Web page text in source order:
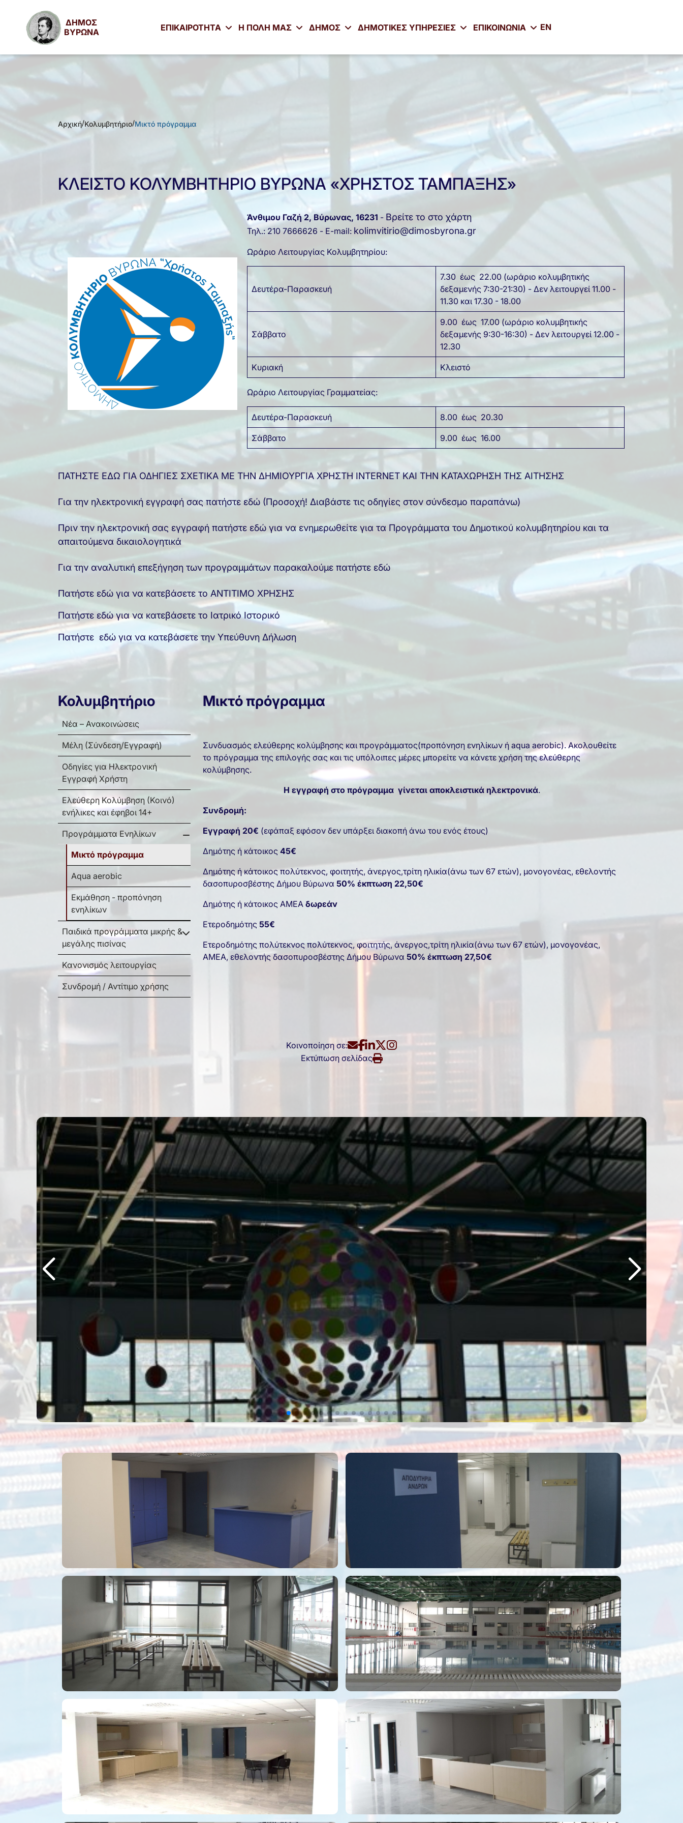
ΔΗΜΟΣ
ΒΥΡΩΝΑ
ΕΠΙΚΑΙΡΟΤΗΤΑ Η ΠΟΛΗ ΜΑΣ ΔΗΜΟΣ ΔΗΜΟΤΙΚΕΣ ΥΠΗΡΕΣΙΕΣ ΕΠΙΚΟΙΝΩΝΙΑ EN
Αρχική/Κολυμβητήριο/Μικτό πρόγραμμα
ΚΛΕΙΣΤΟ ΚΟΛΥΜΒΗΤΗΡΙΟ ΒΥΡΩΝΑ «ΧΡΗΣΤΟΣ ΤΑΜΠΑΞΗΣ»
Άνθιμου Γαζή 2, Βύρωνας, 16231 - Βρείτε το στο χάρτη
Τηλ.: 210 7666626 - E-mail: kolimvitirio@dimosbyrona.gr
Ωράριο Λειτουργίας Κολυμβητηρίου:
Δευτέρα-Παρασκευή
7.30 έως 22.00 (ωράριο κολυμβητικής
δεξαμενής 7:30-21:30) - Δεν λειτουργεί 11.00 -
11.30 και 17.30 - 18.00
Σάββατο
9.00 έως 17.00 (ωράριο κολυμβητικής
δεξαμενής 9:30-16:30) - Δεν λειτουργεί 12.00 -
12.30
Κυριακή Κλειστό
Ωράριο Λειτουργίας Γραμματείας:
Δευτέρα-Παρασκευή 8.00 έως 20.30
Σάββατο 9.00 έως 16.00
ΠΑΤΗΣΤΕ ΕΔΩ ΓΙΑ ΟΔΗΓΙΕΣ ΣΧΕΤΙΚΑ ΜΕ ΤΗΝ ΔΗΜΙΟΥΡΓΙΑ ΧΡΗΣΤΗ INTERNET ΚΑΙ ΤΗΝ ΚΑΤΑΧΩΡΗΣΗ ΤΗΣ ΑΙΤΗΣΗΣ
Για την ηλεκτρονική εγγραφή σας πατήστε εδώ (Προσοχή! Διαβάστε τις οδηγίες στον σύνδεσμο παραπάνω)
Πριν την ηλεκτρονική σας εγγραφή πατήστε εδώ για να ενημερωθείτε για τα Προγράμματα του Δημοτικού κολυμβητηρίου και τα
απαιτούμενα δικαιολογητικά
Για την αναλυτική επεξήγηση των προγραμμάτων παρακαλούμε πατήστε εδώ
Πατήστε εδώ για να κατεβάσετε το ΑΝΤΙΤΙΜΟ ΧΡΗΣΗΣ
Πατήστε εδώ για να κατεβάσετε το Ιατρικό Ιστορικό
Πατήστε εδώ για να κατεβάσετε την Υπεύθυνη Δήλωση
Κολυμβητήριο
Νέα – Ανακοινώσεις
Μέλη (Σύνδεση/Εγγραφή)
Οδηγίες για Ηλεκτρονική
Εγγραφή Χρήστη
Ελεύθερη Κολύμβηση (Κοινό)
ενήλικες και έφηβοι 14+
Προγράμματα Ενηλίκων
Μικτό πρόγραμμα
Aqua aerobic
Εκμάθηση - προπόνηση
ενηλίκων
Παιδικά προγράμματα μικρής &
μεγάλης πισίνας
Κανονισμός λειτουργίας
Συνδρομή / Αντίτιμο χρήσης
Μικτό πρόγραμμα
Συνδυασμός ελεύθερης κολύμβησης και προγράμματος(προπόνηση ενηλίκων ή aqua aerobic). Ακολουθείτε
το πρόγραμμα της επιλογής σας και τις υπόλοιπες μέρες μπορείτε να κάνετε χρήση της ελεύθερης
κολύμβησης.
Η εγγραφή στο πρόγραμμα γίνεται αποκλειστικά ηλεκτρονικά.
Συνδρομή:
Εγγραφή 20€ (εφάπαξ εφόσον δεν υπάρξει διακοπή άνω του ενός έτους)
Δημότης ή κάτοικος 45€
Δημότης ή κάτοικος πολύτεκνος, φοιτητής, άνεργος,τρίτη ηλικία(άνω των 67 ετών), μονογονέας, εθελοντής
δασοπυροσβέστης Δήμου Βύρωνα 50% έκπτωση 22,50€
Δημότης ή κάτοικος ΑΜΕΑ δωρεάν
Ετεροδημότης 55€
Ετεροδημότης πολύτεκνος πολύτεκνος, φοιτητής, άνεργος,τρίτη ηλικία(άνω των 67 ετών), μονογονέας,
ΑΜΕΑ, εθελοντής δασοπυροσβέστης Δήμου Βύρωνα 50% έκπτωση 27,50€
Κοινοποίηση σε:
Εκτύπωση σελίδας